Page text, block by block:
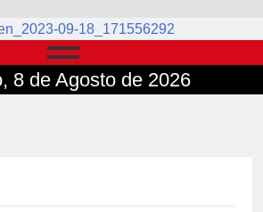
8 de Agosto de 2026